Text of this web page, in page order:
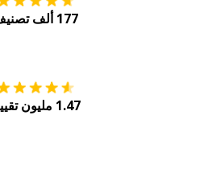
177 ألف تصنيف
1.47 مليون تقييم